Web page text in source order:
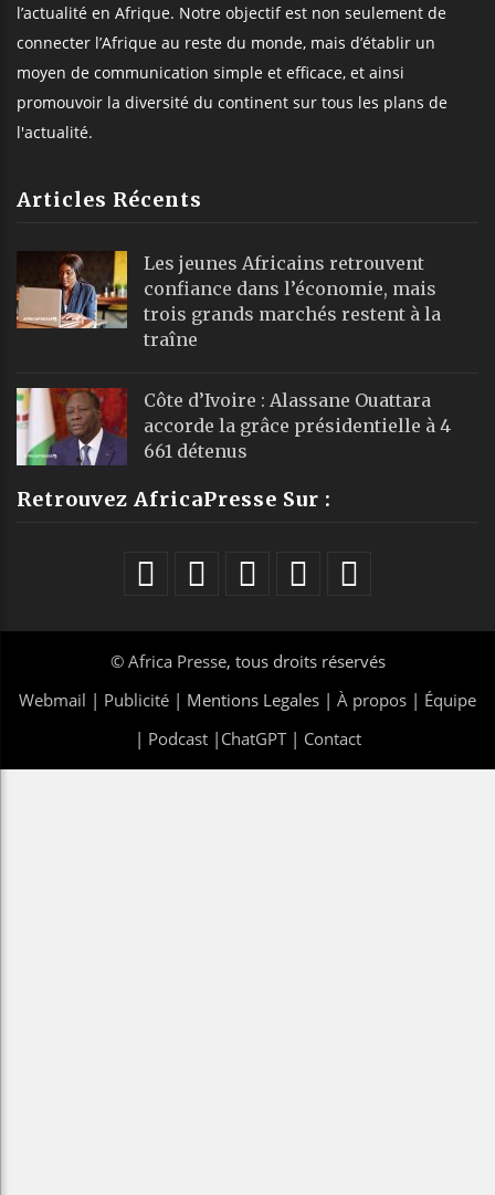
l’actualité en Afrique. Notre objectif est non seulement de
connecter l’Afrique au reste du monde, mais d’établir un
moyen de communication simple et efficace, et ainsi
promouvoir la diversité du continent sur tous les plans de
l'actualité.
Articles Récents
Les jeunes Africains retrouvent
confiance dans l’économie, mais
trois grands marchés restent à la
traîne
Côte d’Ivoire : Alassane Ouattara
accorde la grâce présidentielle à 4
661 détenus
Retrouvez AfricaPresse Sur :
© Africa Presse, tous droits réservés
Webmail | Publicité | Mentions Legales | À propos | Équipe
| Podcast| ChatGPT| Contact